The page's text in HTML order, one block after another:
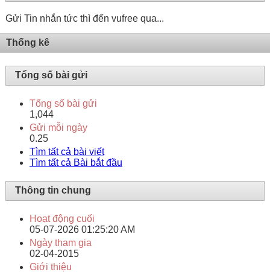
Gửi Tin nhắn tức thì đến vufree qua...
Thống kê
Tổng số bài gửi
Tổng số bài gửi
1,044
Gửi mỗi ngày
0.25
Tìm tất cả bài viết
Tìm tất cả Bài bắt đầu
Thông tin chung
Hoạt động cuối
05-07-2026 01:25:20 AM
Ngày tham gia
02-04-2015
Giới thiệu